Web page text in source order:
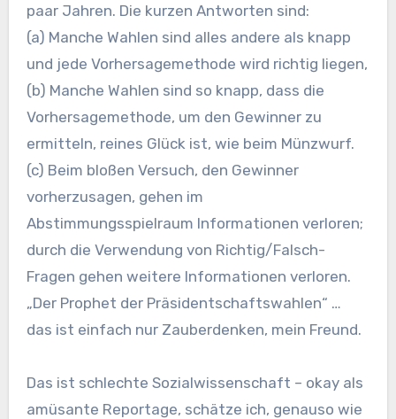
paar Jahren. Die kurzen Antworten sind:
(a) Manche Wahlen sind alles andere als knapp
und jede Vorhersagemethode wird richtig liegen,
(b) Manche Wahlen sind so knapp, dass die
Vorhersagemethode, um den Gewinner zu
ermitteln, reines Glück ist, wie beim Münzwurf.
(c) Beim bloßen Versuch, den Gewinner
vorherzusagen, gehen im
Abstimmungsspielraum Informationen verloren;
durch die Verwendung von Richtig/Falsch-
Fragen gehen weitere Informationen verloren.
„Der Prophet der Präsidentschaftswahlen“ …
das ist einfach nur Zauberdenken, mein Freund.
Das ist schlechte Sozialwissenschaft – okay als
amüsante Reportage, schätze ich, genauso wie